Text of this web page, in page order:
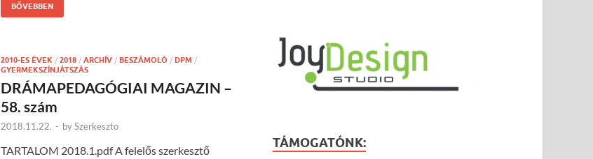
BŐVEBBEN
2010-ES ÉVEK / 2018 / ARCHÍV / BESZÁMOLÓ / DPM /
GYERMEKSZÍNJÁTSZÁS
DRÁMAPEDAGÓGIAI MAGAZIN –
58. szám
2018.11.22. - bySzerkeszto
TARTALOM 2018.1.pdf A felelős szerkesztő
TÁMOGATÓNK: